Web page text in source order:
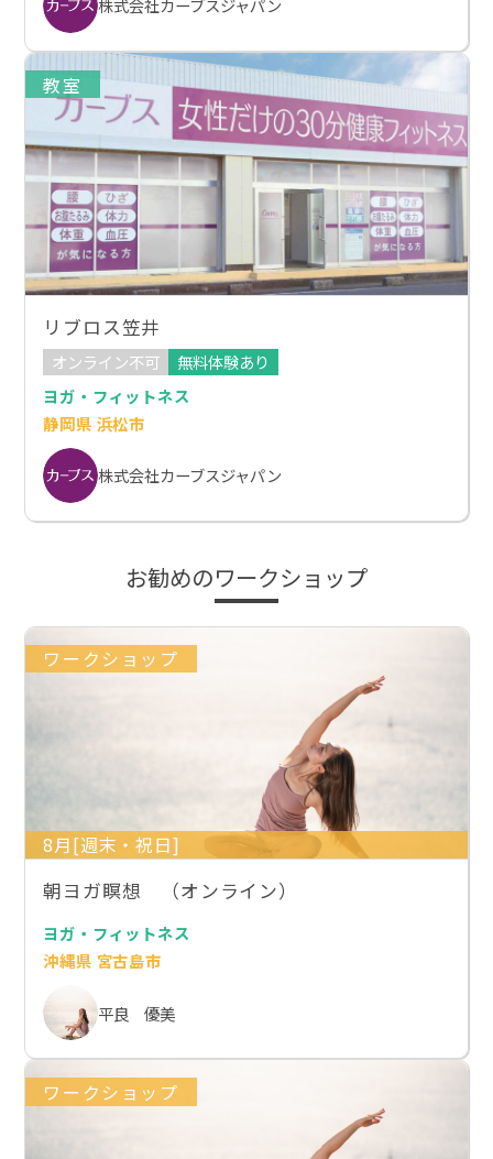
株式会社カーブスジャパン
教室
リブロス笠井
オンライン不可
無料体験あり
ヨガ・フィットネス
静岡県 浜松市
株式会社カーブスジャパン
お勧めのワークショップ
ワークショップ
8月[週末・祝日]
朝ヨガ瞑想 （オンライン）
ヨガ・フィットネス
沖縄県 宮古島市
平良 優美
ワークショップ